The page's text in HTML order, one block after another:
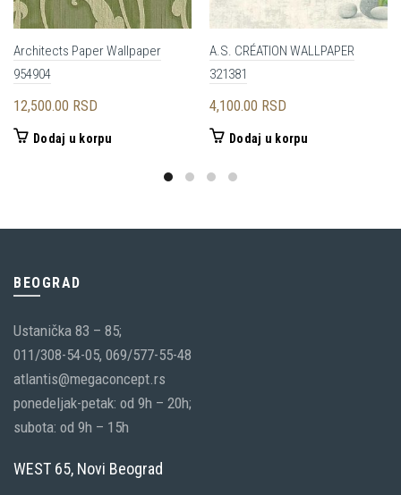
Architects Paper Wallpaper
954904
12,500.00 RSD
Dodaj u korpu
A.S. CRÉATION WALLPAPER
321381
4,100.00 RSD
Dodaj u korpu
BEOGRAD
Ustanička 83 – 85;
011/308-54-05, 069/577-55-48
atlantis@megaconcept.rs
ponedeljak-petak: od 9h – 20h;
subota: od 9h – 15h
WEST 65, Novi Beograd